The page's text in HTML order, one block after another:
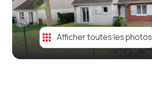
contact
Afficher toutes les photos